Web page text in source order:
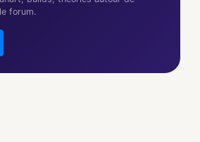
forum.